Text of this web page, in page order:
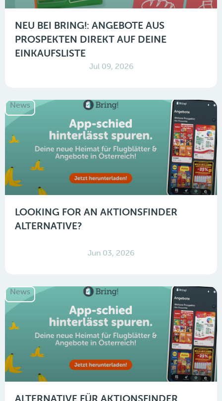
NEU BEI BRING!: ANGEBOTE AUS
PROSPEKTEN DIREKT AUF DEINE
EINKAUFSLISTE
Jul 09, 2026
News
LOOKING FOR AN AKTIONSFINDER
ALTERNATIVE?
Jun 03, 2026
News
ALTERNATIVE FÜR AKTIONSFINDER